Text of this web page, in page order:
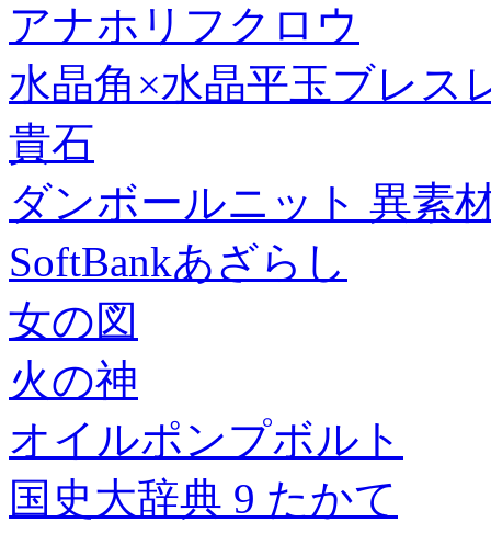
アナホリフクロウ
水晶角×水晶平玉ブレス
貴石
ダンボールニット 異素
SoftBankあざらし
女の図
火の神
オイルポンプボルト
国史大辞典 9 たかて